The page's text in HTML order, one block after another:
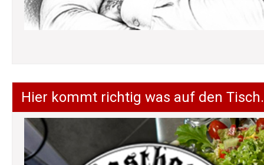
Hier kommt richtig was auf den Tisch.